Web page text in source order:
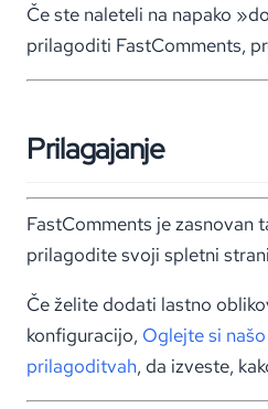
Če ste naleteli na napako
prilagoditi FastComments,
Prilagajanje
FastComments je zasnovan
prilagodite svoji spletni
Če želite dodati lastno
konfiguracijo, Oglejte si
prilagoditvah, da izveste,